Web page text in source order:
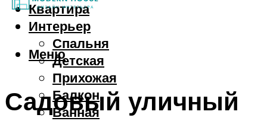
Квартира
Интерьер
Спальня
Детская
Прихожая
Балкон
Ванная
Меню
Садовый уличный